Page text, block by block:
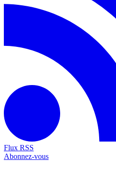
Flux RSS
Abonnez-vous